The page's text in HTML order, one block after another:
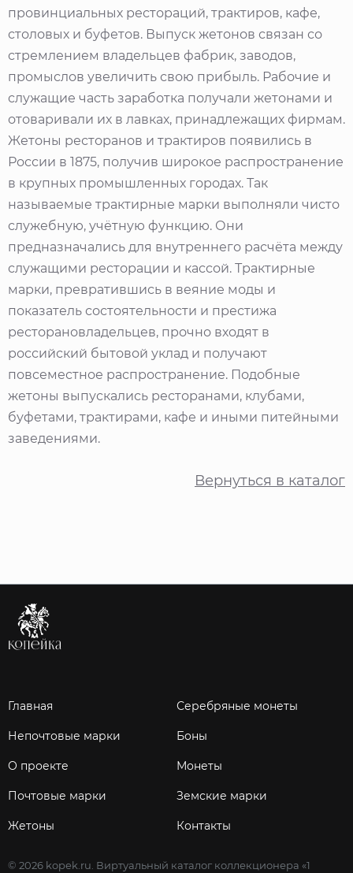
провинциальных рестораций, трактиров, кафе,
столовых и буфетов. Выпуск жетонов связан со
стремлением владельцев фабрик, заводов,
промыслов увеличить свою прибыль. Рабочие и
служащие часть заработка получали жетонами и
отоваривали их в лавках, принадлежащих фирмам.
Жетоны ресторанов и трактиров появились в
России в 1875, получив широкое распространение
в крупных промышленных городах. Так
называемые трактирные марки выполняли чисто
служебную, учётную функцию. Они
предназначались для внутреннего расчёта между
служащими ресторации и кассой. Трактирные
марки, превратившись в веяние моды и
показатель состоятельности и престижа
ресторановладельцев, прочно входят в
российский бытовой уклад и получают
повсеместное распространение. Подобные
жетоны выпускались ресторанами, клубами,
буфетами, трактирами, кафе и иными питейными
заведениями.
Вернуться в каталог
Главная Серебряные монеты
Непочтовые марки Боны
О проекте Монеты
Почтовые марки Земские марки
Жетоны Контакты
© 2026 kopek.ru. Виртуальный каталог коллекционера «1